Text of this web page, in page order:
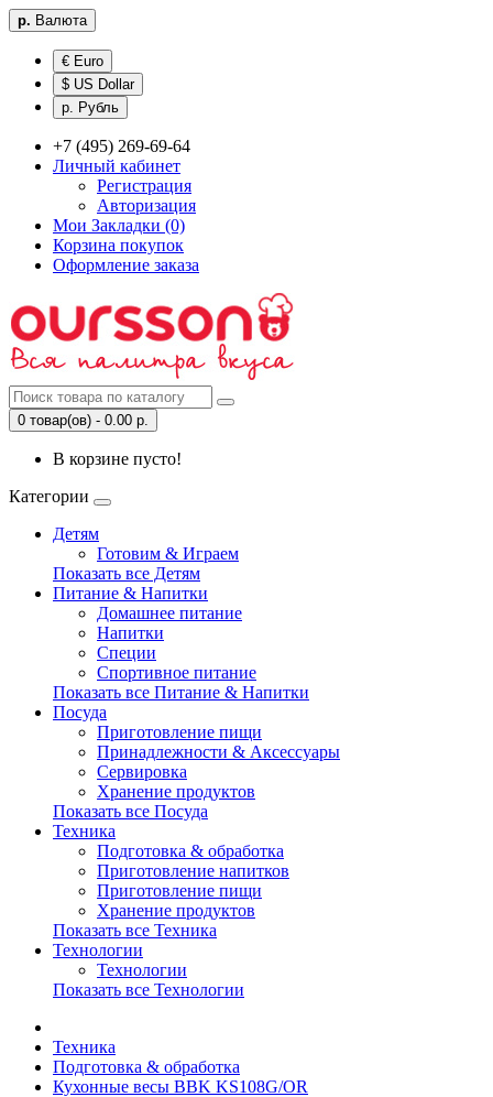
р. Валюта
€ Euro
$ US Dollar
р. Рубль
+7 (495) 269-69-64
Личный кабинет
Регистрация
Авторизация
Мои Закладки (0)
Корзина покупок
Оформление заказа
0 товар(ов) - 0.00 р.
В корзине пусто!
Категории
Детям
Готовим & Играем
Показать все Детям
Питание & Напитки
Домашнее питание
Напитки
Специи
Спортивное питание
Показать все Питание & Напитки
Посуда
Приготовление пищи
Принадлежности & Аксессуары
Сервировка
Хранение продуктов
Показать все Посуда
Техника
Подготовка & обработка
Приготовление напитков
Приготовление пищи
Хранение продуктов
Показать все Техника
Технологии
Технологии
Показать все Технологии
Техника
Подготовка & обработка
Кухонные весы BBK KS108G/OR